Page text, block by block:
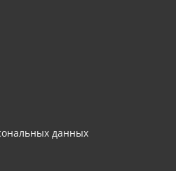
данных